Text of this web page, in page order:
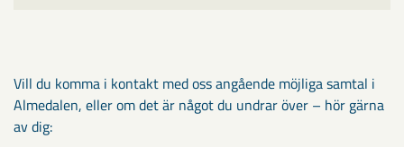
Vill du komma i kontakt med oss angående möjliga samtal i
Almedalen, eller om det är något du undrar över – hör gärna
av dig: